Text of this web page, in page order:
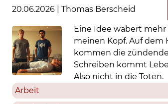
20.06.2026 Thomas Berscheid
Eine Idee wabert mehr
meinen Kopf. Auf dem
kommen die
Schreiben kommt
Also nicht in die Toten.
Arbeit